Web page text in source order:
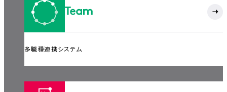
多職種連携システム